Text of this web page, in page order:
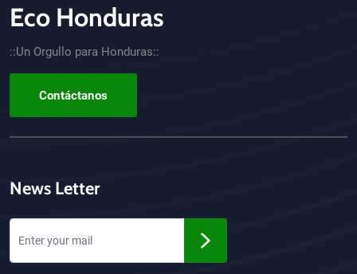
CTA - Footer
Eco Honduras
::Un Orgullo para Honduras::
Contáctanos
News Letter